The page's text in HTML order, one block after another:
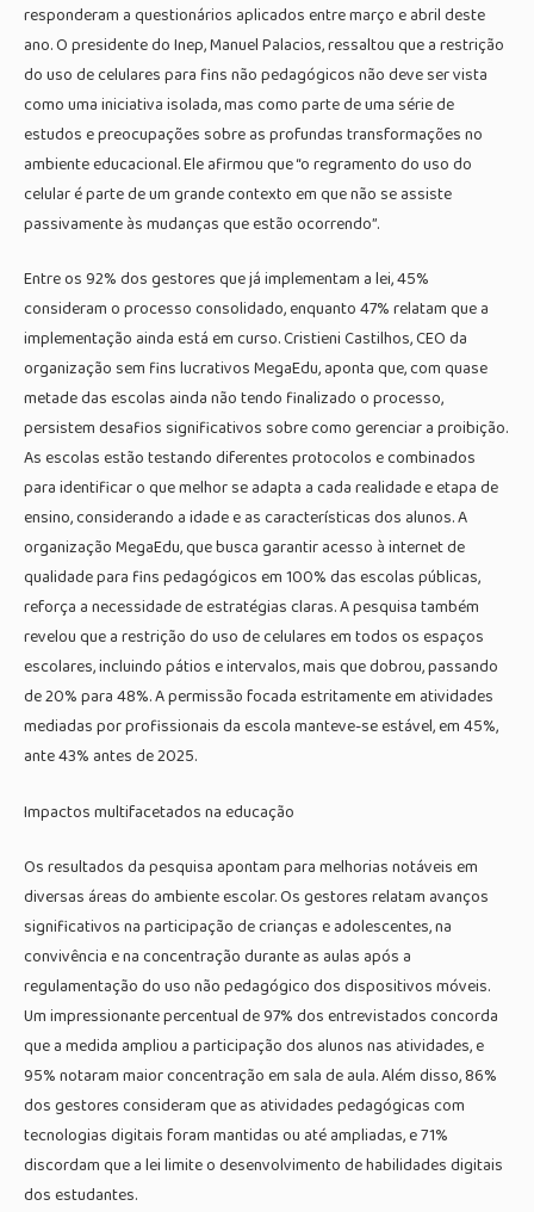
responderam a questionários aplicados entre março e abril deste
ano. O presidente do Inep, Manuel Palacios, ressaltou que a restrição
do uso de celulares para fins não pedagógicos não deve ser vista
como uma iniciativa isolada, mas como parte de uma série de
estudos e preocupações sobre as profundas transformações no
ambiente educacional. Ele afirmou que “o regramento do uso do
celular é parte de um grande contexto em que não se assiste
passivamente às mudanças que estão ocorrendo”.
Entre os 92% dos gestores que já implementam a lei, 45%
consideram o processo consolidado, enquanto 47% relatam que a
implementação ainda está em curso. Cristieni Castilhos, CEO da
organização sem fins lucrativos MegaEdu, aponta que, com quase
metade das escolas ainda não tendo finalizado o processo,
persistem desafios significativos sobre como gerenciar a proibição.
As escolas estão testando diferentes protocolos e combinados
para identificar o que melhor se adapta a cada realidade e etapa de
ensino, considerando a idade e as características dos alunos. A
organização MegaEdu, que busca garantir acesso à internet de
qualidade para fins pedagógicos em 100% das escolas públicas,
reforça a necessidade de estratégias claras. A pesquisa também
revelou que a restrição do uso de celulares em todos os espaços
escolares, incluindo pátios e intervalos, mais que dobrou, passando
de 20% para 48%. A permissão focada estritamente em atividades
mediadas por profissionais da escola manteve-se estável, em 45%,
ante 43% antes de 2025.
Impactos multifacetados na educação
Os resultados da pesquisa apontam para melhorias notáveis em
diversas áreas do ambiente escolar. Os gestores relatam avanços
significativos na participação de crianças e adolescentes, na
convivência e na concentração durante as aulas após a
regulamentação do uso não pedagógico dos dispositivos móveis.
Um impressionante percentual de 97% dos entrevistados concorda
que a medida ampliou a participação dos alunos nas atividades, e
95% notaram maior concentração em sala de aula. Além disso, 86%
dos gestores consideram que as atividades pedagógicas com
tecnologias digitais foram mantidas ou até ampliadas, e 71%
discordam que a lei limite o desenvolvimento de habilidades digitais
dos estudantes.